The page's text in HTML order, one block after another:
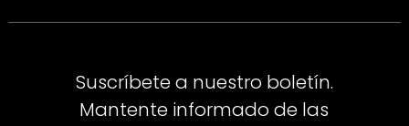
Suscríbete a nuestro boletín.
Mantente informado de las